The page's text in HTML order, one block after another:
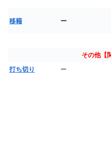
移籍 ー
その他【
打ち切り
ー